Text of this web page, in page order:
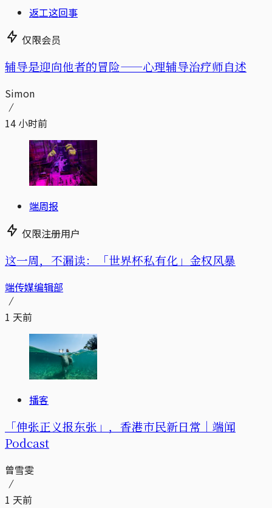
返工这回事
仅限会员
辅导是迎向他者的冒险——心理辅导治疗师自述
Simon
14 小时前
端周报
仅限注册用户
这一周，不漏读：「世界杯私有化」金权风暴
端传媒编辑部
1 天前
播客
「伸张正义报东张」，香港市民新日常｜端闻
Podcast
曾雪雯
1 天前